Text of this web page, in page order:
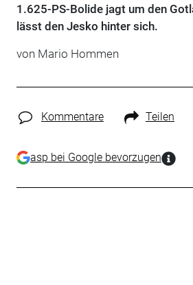
1.625-PS-Bolide jagt um den
lässt den Jesko hinter sich.
von Mario Hommen
Kommentare Teilen
asp bei Google bevorzugen